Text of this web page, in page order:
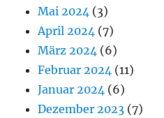
Mai 2024 (3)
April 2024 (7)
März 2024 (6)
Februar 2024 (11)
Januar 2024 (6)
Dezember 2023 (7)